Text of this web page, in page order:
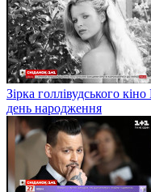
Зірка голлівудського
день народження